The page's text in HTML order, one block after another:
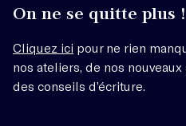
On ne se quitte plus !
Cliquez ici pour ne rien
nos ateliers, de nos
des conseils d’écriture.